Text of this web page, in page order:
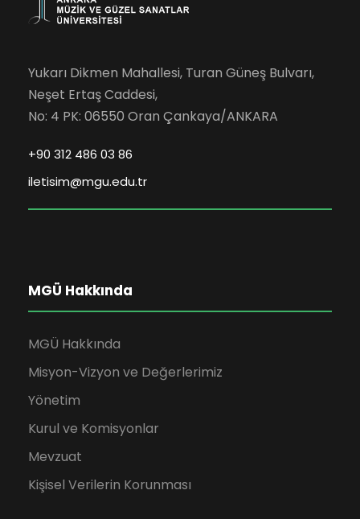
Yukarı Dikmen Mahallesi, Turan Güneş Bulvarı,
Neşet Ertaş Caddesi,
No: 4 PK: 06550 Oran Çankaya/ANKARA
+90 312 486 03 86
iletisim@mgu.edu.tr
MGÜ Hakkında
MGÜ Hakkında
Misyon-Vizyon ve Değerlerimiz
Yönetim
Kurul ve Komisyonlar
Mevzuat
Kişisel Verilerin Korunması